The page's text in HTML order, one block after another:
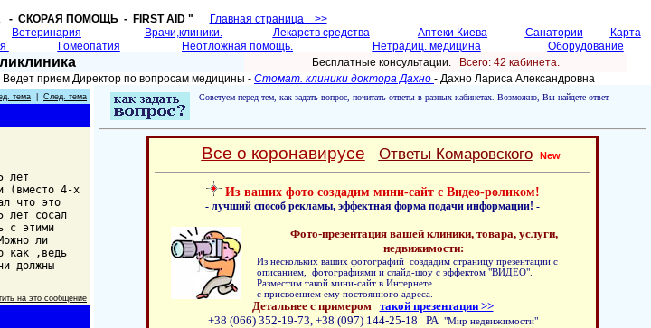
- СКОРАЯ ПОМОЩЬ - FIRST AID "
Главная страница >>
Ветеринария Врачи,клиники. Лекарств средства Аптеки Киева Санатории
Карта
Гомеопатия Неотложная помощь. Нетрадиц. медицина
Оборудование
Бесплатные консультации.
Всего: 42 кабинетa.
прием Директор по вопросам медицины - Стомат. клиники доктора Дахно - Дахно Лариса Александровнa
тема След. тема
лет
(вместо 4-х
что это
лет сосал
с этими
ли
как ,ведь
должны
на это сообщение
Советуем перед тем, как задать вопрос, почитать ответы в разных кабинетах. Возможно, Вы найдете ответ.
Все о коронавирусе Ответы Комаровского New
Из ваших фото создадим мини-сайт с Видео-роликом!
- лучший способ рекламы, эффектная форма подачи информации! -
Фото-презентация вашей клиники, товара, услуги,
недвижимости:
Из нескольких ваших фотографий создадим страницу презентации с
описанием, фотографиями и слайд-шоу с эффектом "ВИДЕО".
Разместим такой мини-сайт в Интернете
с присвоением ему постоянного адреса.
Детальнее с примером такой презентации >>
+38 (066) 352-19-73, +38 (097) 144-25-18 РА "Мир недвижимости"